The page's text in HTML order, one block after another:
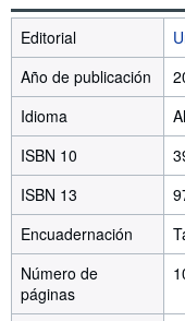
Editorial
Año de publicación
Idioma
ISBN 10
ISBN 13
Encuadernación
Número de
páginas